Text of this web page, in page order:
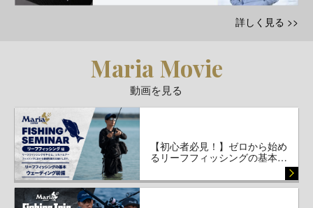
詳しく見る >>
Maria Movie
動画を見る
【初心者必見！】ゼロから始め
るリーフフィッシングの基本…